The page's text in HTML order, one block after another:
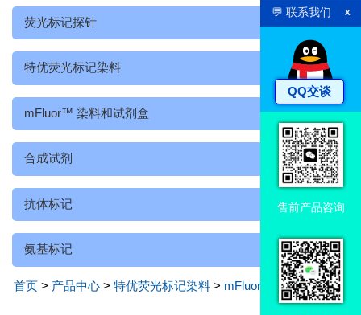
荧光标记探针
特优荧光标记染料
mFluor™ 染料和试剂盒
合成试剂
抗体标记
氨基标记
首页 > 产品中心 >特优荧光标记染料 > mFluor™ 染料和试剂
盒
💬 联系我们 x
QQ交谈
售前产品咨询